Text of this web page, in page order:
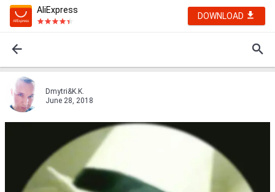
AliExpress
DOWNLOAD
Dmytri&K.K.
June 28, 2018